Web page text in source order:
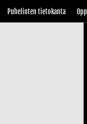
Puhelinten tietokanta